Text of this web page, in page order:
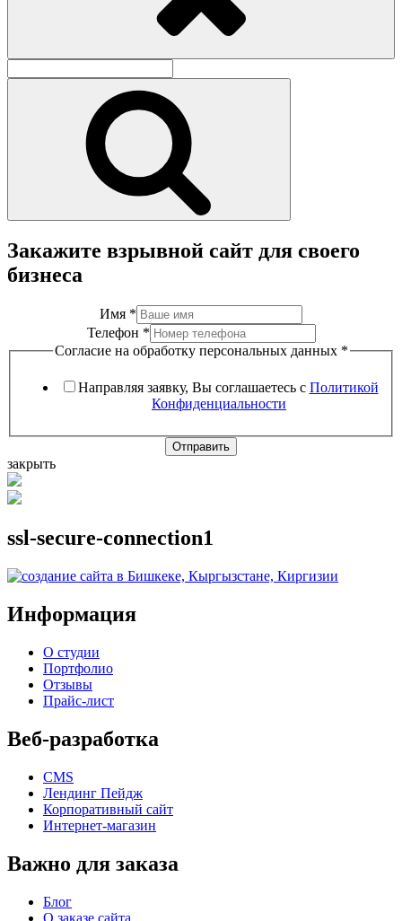
Закажите взрывной сайт для своего
бизнеса
Имя *
Телефон *
Согласие на обработку персональных данных *
Направляя заявку, Вы соглашаетесь с Политикой
Конфиденциальности
Отправить
закрыть
ssl-secure-connection1
Информация
О студии
Портфолио
Отзывы
Прайс-лист
Веб-разработка
CMS
Лендинг Пейдж
Корпоративный сайт
Интернет-магазин
Важно для заказа
Блог
О заказе сайта